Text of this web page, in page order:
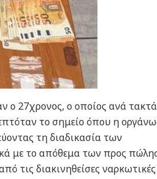
ο 27χρονος, ο οποίος ανά τακτά
το σημείο όπου η
τη διαδικασία των
με το απόθεμα των προς
τις διακινηθείσες ναρκωτικές